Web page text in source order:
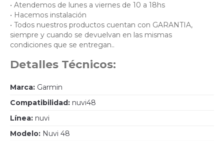
• Atendemos de lunes a viernes de 10 a 18hs
• Hacemos instalación
• Todos nuestros productos cuentan con GARANTIA,
siempre y cuando se devuelvan en las mismas
condiciones que se entregan..
Detalles Técnicos:
Marca: Garmin
Compatibilidad: nuvi48
Línea: nuvi
Modelo: Nuvi 48